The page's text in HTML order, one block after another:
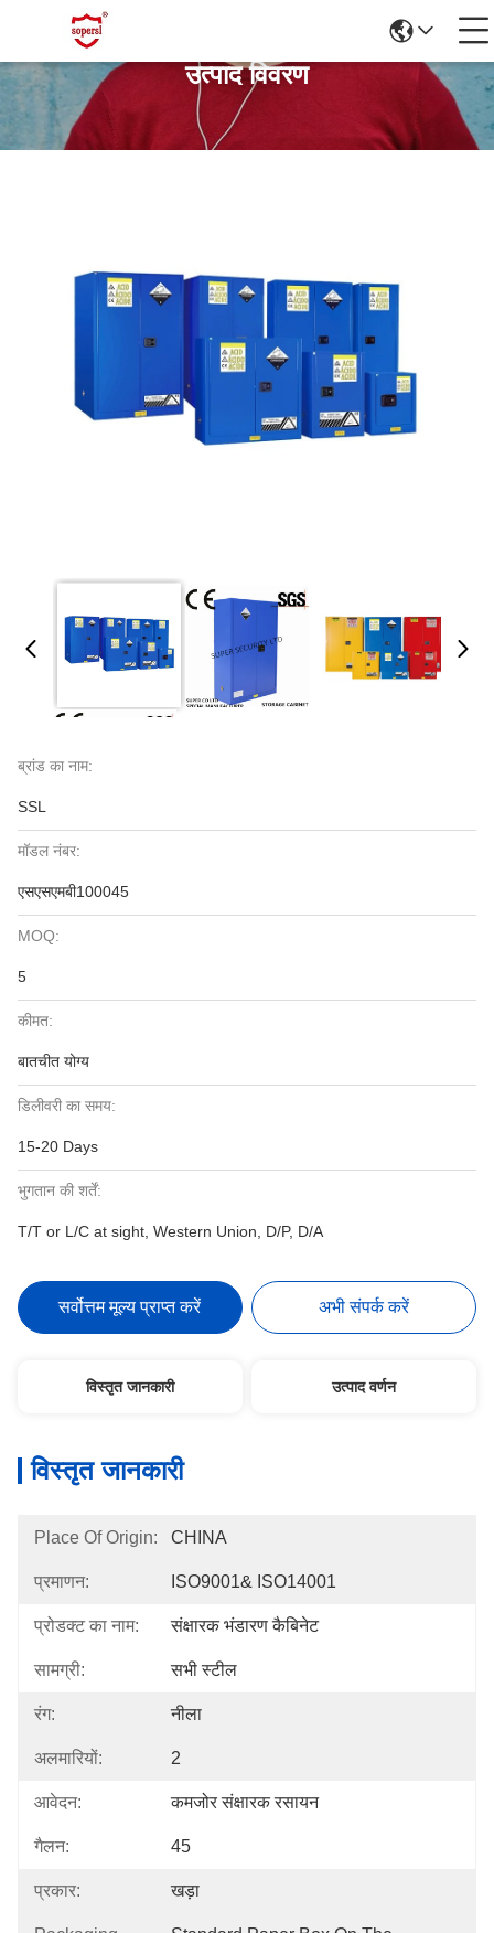
उत्पाद विवरण
ब्रांड का नाम:
SSL
मॉडल नंबर:
एसएसएमबी100045
MOQ:
5
कीमत:
बातचीत योग्य
डिलीवरी का समय:
15-20 Days
भुगतान की शर्तें:
T/T or L/C at sight, Western Union, D/P, D/A
सर्वोत्तम मूल्य प्राप्त करें अभी संपर्क करें
विस्तृत जानकारी उत्पाद वर्णन
विस्तृत जानकारी
Place Of Origin: CHINA
प्रमाणन: ISO9001& ISO14001
प्रोडक्ट का नाम: संक्षारक भंडारण कैबिनेट
सामग्री: सभी स्टील
रंग: नीला
अलमारियों: 2
आवेदन: कमजोर संक्षारक रसायन
गैलन: 45
प्रकार: खड़ा